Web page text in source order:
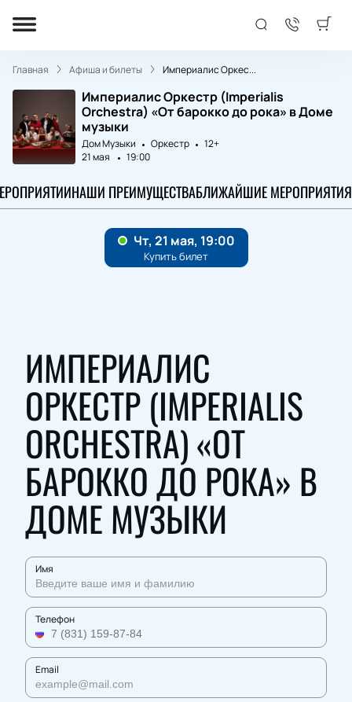
Главная Афиша и билеты Империалис Оркес...
Империалис Оркестр (Imperialis
Orchestra) «От барокко до рока» в Доме
музыки
Дом Музыки Оркестр
12+
21 мая
19:00
НАШИ ПРЕИМУЩЕСТВАБЛИЖАЙШИЕ МЕРОПРИЯТИЯ
ИМПЕРИАЛИС
ОРКЕСТР (IMPERIALIS
ORCHESTRA) «ОТ
БАРОККО ДО РОКА» В
ДОМЕ МУЗЫКИ
Имя
Телефон
Email